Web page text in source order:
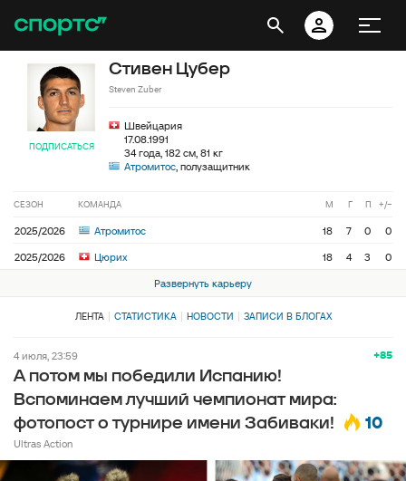
ПОДПИСАТЬСЯ
Стивен Цубер
Steven Zuber
Швейцария
17.08.1991
34 года, 182 см, 81 кг
Атромитос, полузащитник
СЕЗОН КОМАНДА М Г П +/−
2025/2026 Атромитос 18 7 0
0
2025/2026
Цюрих 18 4 3
0
Развернуть карьеру
ЛЕНТА СТАТИСТИКА НОВОСТИ ЗАПИСИ В БЛОГАХ
+85
4 июля, 23:59
А потом мы победили Испанию!
Вспоминаем лучший чемпионат мира:
фотопост о турнире имени Забиваки!
10
Ultras Action